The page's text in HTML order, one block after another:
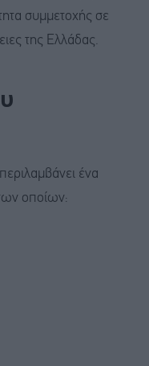
συμμετοχής σε
της Ελλάδας.
ένα
οποίων: